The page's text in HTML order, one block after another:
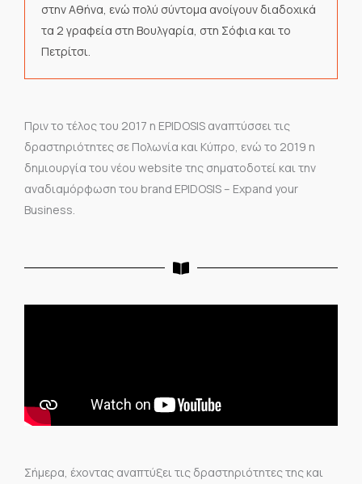
στην Αθήνα, ενώ πολύ σύντομα ανοίγουν διαδοχικά
τα 2 γραφεία στη Βουλγαρία, στη Σόφια και το
Πετρίτσι.
Πριν το τέλος του 2017 η EPIDOSIS αναπτύσσει τις
δραστηριότητες σε Πολωνία και Κύπρο, ενώ το 2019 η
δημιουργία του νέου website της σηματοδοτεί και την
αναδιαμόρφωση του brand EPIDOSIS – Expand your
Business.
Σήμερα, έχοντας αναπτύξει τις δραστηριότητες της και